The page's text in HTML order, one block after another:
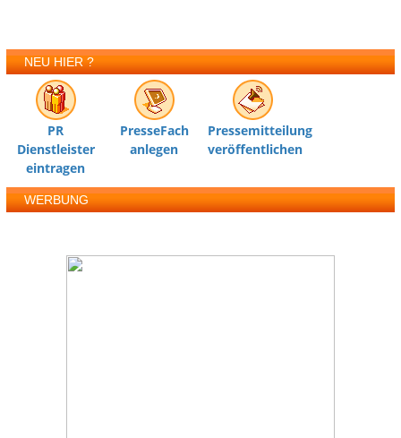
NEU HIER ?
PR
Dienstleister
eintragen
PresseFach
anlegen
Pressemitteilung
veröffentlichen
WERBUNG